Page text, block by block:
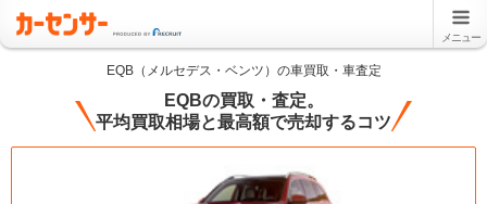
メニュー
EQB（メルセデス・ベンツ）の車買取・車査定
EQBの買取・査定。
平均買取相場と最高額で売却するコツ